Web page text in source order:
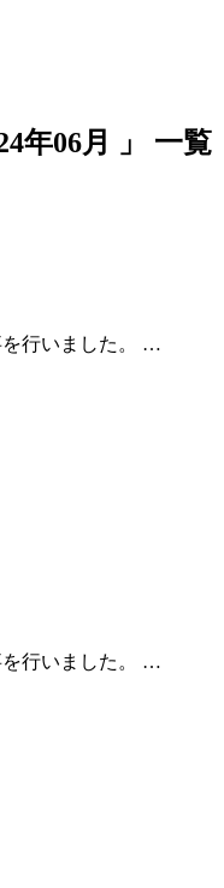
年06月 」 一覧
を行いました。 …
を行いました。 …